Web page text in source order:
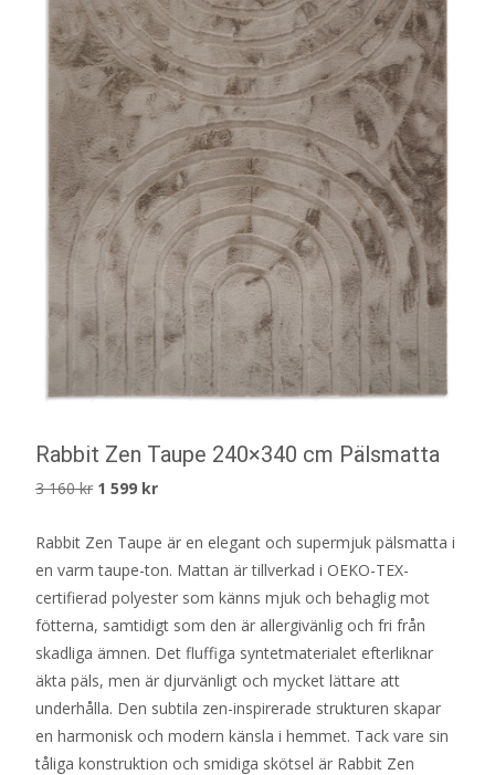
Rabbit Zen Taupe 240×340 cm Pälsmatta
3 160kr Det
priset
var:
3
160 kr.
1 599 krDet
priset
är:
1
599 kr.
Rabbit Zen Taupe är en elegant och supermjuk pälsmatta i
en varm taupe-ton. Mattan är tillverkad i OEKO-TEX-
certifierad polyester som känns mjuk och behaglig mot
fötterna, samtidigt som den är allergivänlig och fri från
skadliga ämnen. Det fluffiga syntetmaterialet efterliknar
äkta päls, men är djurvänligt och mycket lättare att
underhålla. Den subtila zen-inspirerade strukturen skapar
en harmonisk och modern känsla i hemmet. Tack vare sin
tåliga konstruktion och smidiga skötsel är Rabbit Zen